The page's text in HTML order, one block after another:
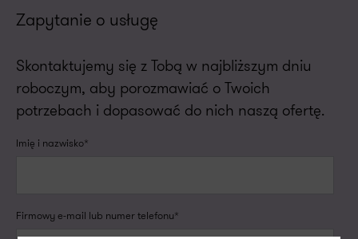
Zapytanie o usługę
Skontaktujemy się z Tobą w najbliższym dniu
roboczym, aby porozmawiać o Twoich
potrzebach i dopasować do nich naszą ofertę.
Imię i nazwisko*
Firmowy e-mail lub numer telefonu*